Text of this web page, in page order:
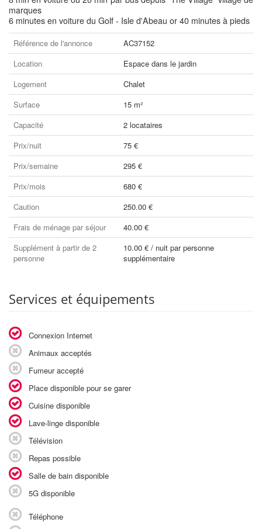
marques
6 minutes en voiture du Golf - Isle d'Abeau or 40 minutes à pieds
Référence de l'annonce
AC37152
Location
Espace dans le jardin
Logement
Chalet
Surface
15 m²
Capacité
2 locataires
Prix/nuit
75 €
Prix/semaine
295 €
Prix/mois
680 €
Caution
250.00 €
Frais de ménage par séjour
40.00 €
Supplément à partir de 2
personne
10.00 € / nuit par personne
supplémentaire
Services et équipements
Connexion Internet
Animaux acceptés
Fumeur accepté
Place disponible pour se garer
Cuisine disponible
Lave-linge disponible
Télévision
Repas possible
Salle de bain disponible
5G disponible
Téléphone